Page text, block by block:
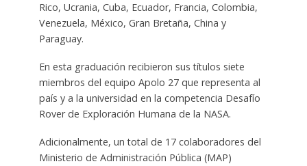
Rico, Ucrania, Cuba, Ecuador, Francia, Colombia,
Venezuela, México, Gran Bretaña, China y
Paraguay.
En esta graduación recibieron sus títulos siete
miembros del equipo Apolo 27 que representa al
país y a la universidad en la competencia Desafío
Rover de Exploración Humana de la NASA.
Adicionalmente, un total de 17 colaboradores del
Ministerio de Administración Pública (MAP)